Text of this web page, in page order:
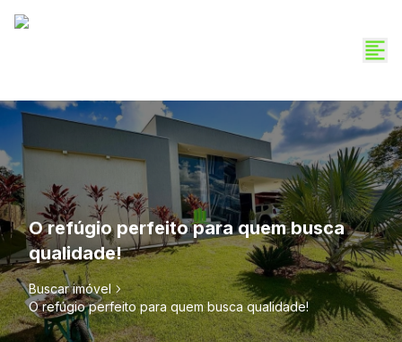
O refúgio perfeito para quem busca
qualidade!
Buscar imóvel
O refúgio perfeito para quem busca qualidade!